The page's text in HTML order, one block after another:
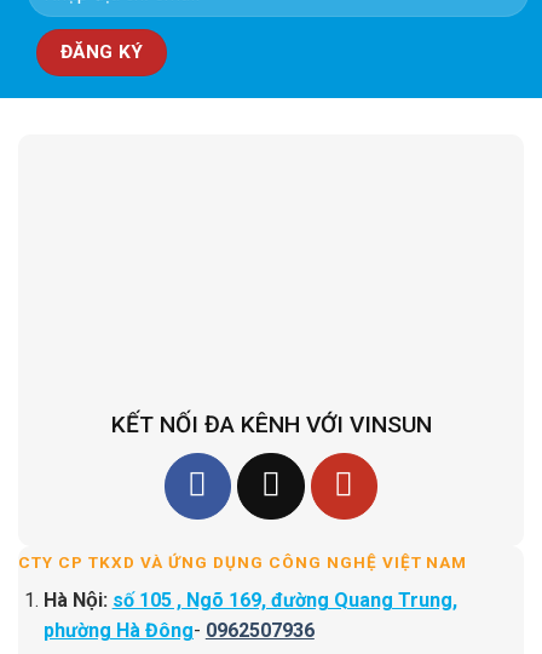
KẾT NỐI ĐA KÊNH VỚI VINSUN
CTY CP TKXD VÀ ỨNG DỤNG CÔNG NGHỆ VIỆT NAM
Hà Nội: số 105 , Ngõ 169, đường Quang Trung,
phường Hà Đông- 0962507936